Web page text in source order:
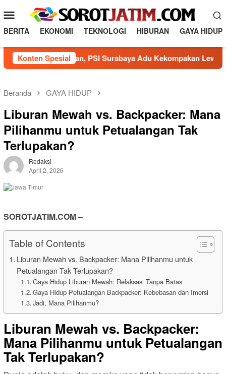
ke
konten
Menu
Mobile
BERITA EKONOMI TEKNOLOGI HIBURAN GAYA HIDUP
Konten Spesial
Agustusan, PSI Surabaya Adu Kekompakan Lewat
Beranda GAYA HIDUP
Liburan Mewah vs. Backpacker: Mana
Pilihanmu untuk Petualangan Tak
Terlupakan?
Redaksi
April 2, 2026
SOROTJATIM.COM–
Table of Contents
Liburan Mewah vs. Backpacker: Mana Pilihanmu untuk
Petualangan Tak Terlupakan?
Gaya Hidup Liburan Mewah: Relaksasi Tanpa Batas
Gaya Hidup Petualangan Backpacker: Kebebasan dan Imersi
Jadi, Mana Pilihanmu?
Liburan Mewah vs. Backpacker:
Mana Pilihanmu untuk Petualangan
Tak Terlupakan?